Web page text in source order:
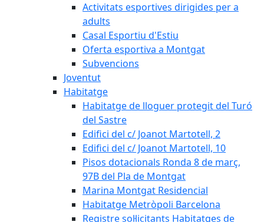
Activitats esportives dirigides per a
adults
Casal Esportiu d'Estiu
Oferta esportiva a Montgat
Subvencions
Joventut
Habitatge
Habitatge de lloguer protegit del Turó
del Sastre
Edifici del c/ Joanot Martotell, 2
Edifici del c/ Joanot Martotell, 10
Pisos dotacionals Ronda 8 de març,
97B del Pla de Montgat
Marina Montgat Residencial
Habitatge Metròpoli Barcelona
Registre sol·licitants Habitatges de